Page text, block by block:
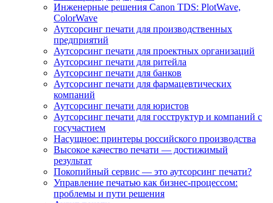
Инженерные решения Canon TDS: PlotWave,
ColorWave
Аутсорсинг печати для производственных
предприятий
Аутсорсинг печати для проектных организаций
Аутсорсинг печати для ритейла
Аутсорсинг печати для банков
Аутсорсинг печати для фармацевтических
компаний
Аутсорсинг печати для юристов
Аутсорсинг печати для госструктур и компаний с
госучастием
Насущное: принтеры российского производства
Высокое качество печати — достижимый
результат
Покопийный сервис — это аутсорсинг печати?
Управление печатью как бизнес-процессом:
проблемы и пути решения